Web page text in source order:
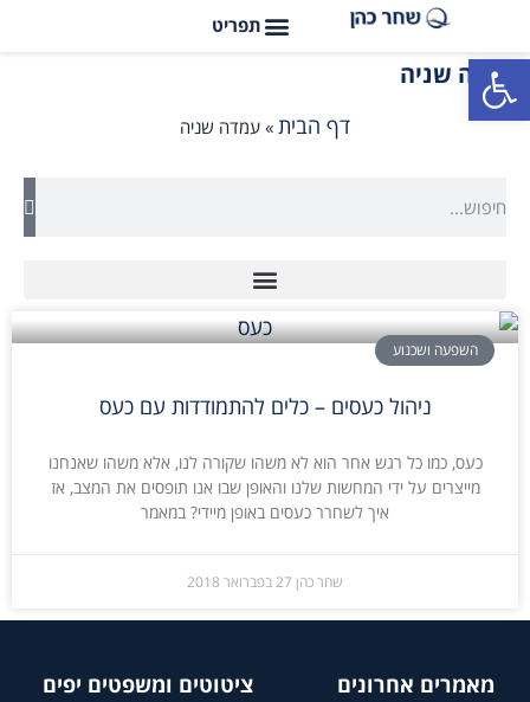
פתח סרגל נגישות
עמדה שניה
דף הבית » עמדה שניה
השפעה ושכנוע
ניהול כעסים – כלים להתמודדות עם כעס
כעס, כמו כל רגש אחר הוא לא משהו שקורה לנו, אלא משהו שאנחנו
מייצרים על ידי המחשות שלנו והאופן שבו אנו תופסים את המצב, אז
איך לשחרר כעסים באופן מיידי? במאמר
שחר כהן 27 בפברואר 2018
מאמרים אחרונים
ציטוטים ומשפטים יפים